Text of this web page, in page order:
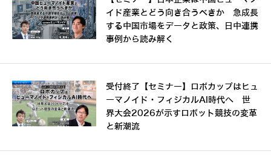
イド産業とどう向き合うべきか 急成長
する中国市場をデータと政策、日中連携
事例から読み解く
受付終了【セミナー】ロボカップはヒュ
ーマノイド・フィジカルAI時代へ 世
界大会2026が示すロボット競技の変革
と新潮流